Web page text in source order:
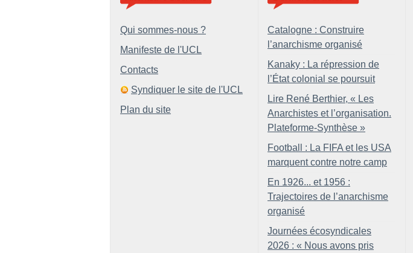
Qui sommes-nous ?
Manifeste de l'UCL
Contacts
Syndiquer le site de l'UCL
Plan du site
Catalogne : Construire
l’anarchisme organisé
Kanaky : La répression de
l’État colonial se poursuit
Lire René Berthier, « Les
Anarchistes et l’organisation.
Plateforme-Synthèse »
Football : La FIFA et les USA
marquent contre notre camp
En 1926... et 1956 :
Trajectoires de l’anarchisme
organisé
Journées écosyndicales
2026 : « Nous avons pris